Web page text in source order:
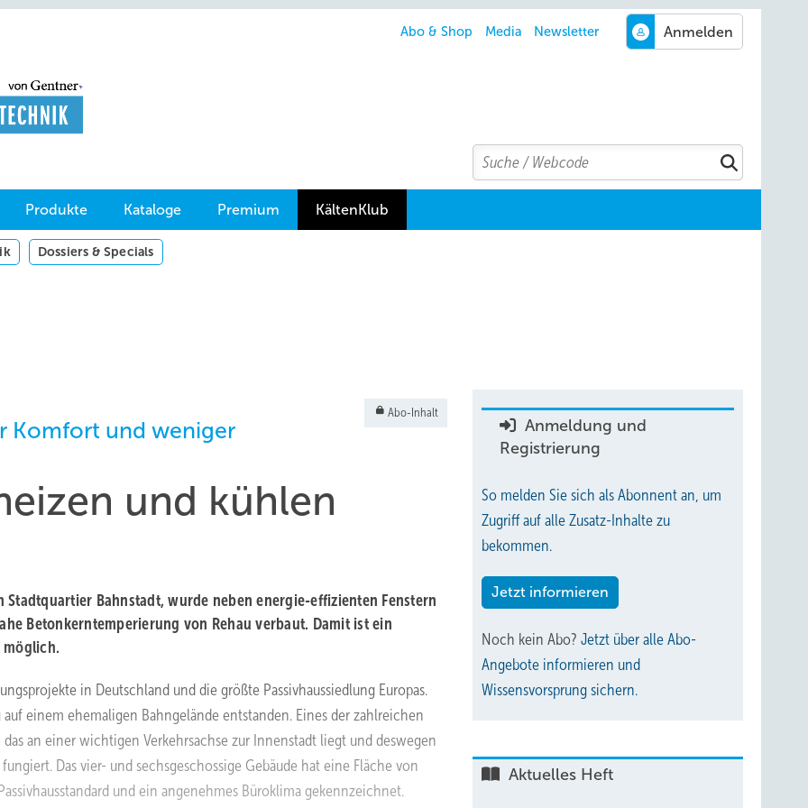
Abo & Shop Media Newsletter
Search
Suchen
Produkte Kataloge Premium KältenKlub
Dossiers & Specials
Abo-Inhalt
Komfort und weniger
und kühlen
Stadtquartier Bahnstadt, wurde neben energie-effizienten Fenstern
Betonkerntemperierung von Rehau verbaut. Damit ist ein
möglich.
in Deutschland und die größte Passivhaussiedlung Europas.
einem ehemaligen Bahngelände entstanden. Eines der zahlreichen
an einer wichtigen Verkehrsachse zur Innenstadt liegt und deswegen
Das vier- und sechsgeschossige Gebäude hat eine Fläche von
und ein angenehmes Büroklima gekennzeichnet.
Anmeldung und
Registrierung
So melden Sie sich als Abonnent an, um
Zugriff auf alle Zusatz-Inhalte zu
bekommen.
Jetzt informieren
Noch kein Abo? Jetzt über alle Abo-
Angebote informieren und
Wissensvorsprung sichern.
Aktuelles Heft